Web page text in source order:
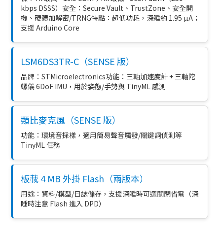
kbps DSSS）安全：Secure Vault、TrustZone、安全開
機、硬體加解密/TRNG特點：超低功耗，深睡約 1.95 µA；
支援 Arduino Core
LSM6DS3TR-C（SENSE 版）
品牌：STMicroelectronics功能：三軸加速度計 + 三軸陀
螺儀 6DoF IMU，用於姿態/手勢與 TinyML 感測
類比麥克風（SENSE 版）
功能：環境音採樣，適用簡易聲音觸發/關鍵詞偵測等
TinyML 任務
板載 4 MB 外掛 Flash（兩版本）
用途：資料/模型/日誌儲存，支援深睡時可選關閉省電（深
睡時注意 Flash 進入 DPD）